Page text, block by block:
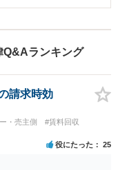
目的外動産として、その
ない限り、法的手続を行
には、早期にご相談頂い
Q&Aランキング
請求時効
・売主側
#賃料回収
役にたった 25